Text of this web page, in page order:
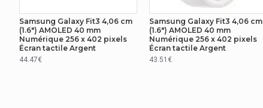
AUTRES CARACTÉRISTIQUES
Nom du produit
Samsung Galaxy Fit3 4,06 cm
(1.6") AMOLED 40 mm
Numérique 256 x 402 pixels
Écran tactile Argent
44.47€
Samsung Galaxy Fit3 4,06 cm
(1.6") AMOLED 40 mm
Numérique 256 x 402 pixels
Écran tactile Argent
43.51€